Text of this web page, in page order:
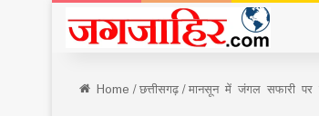
Home/छत्तीसगढ़/मानसून में जंगल सफारी